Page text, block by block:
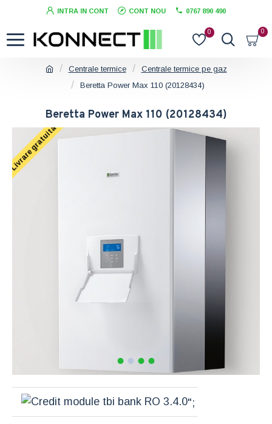
INTRA IN CONT CONT NOU 0767 890 490
0 0
Centrale termice
Centrale termice pe gaz
Beretta Power Max 110 (20128434)
Beretta Power Max 110 (20128434)
Livrare gratuita
";